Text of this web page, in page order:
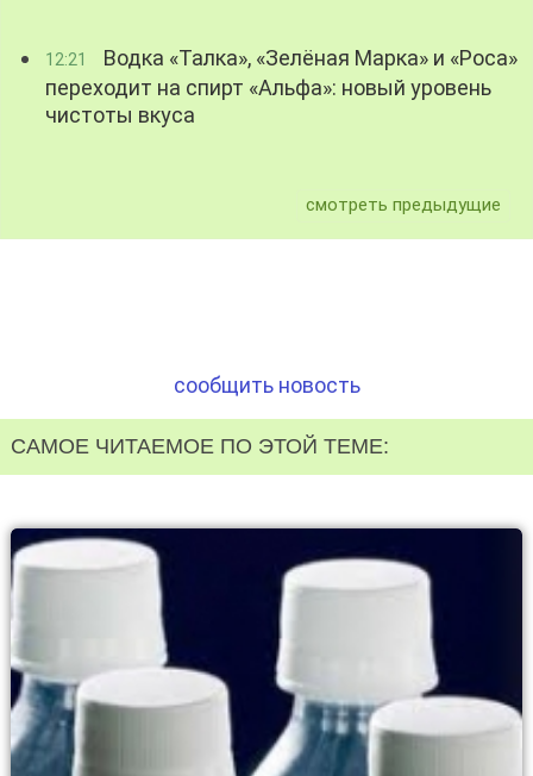
12:21
Водка «Талка», «Зелёная Марка» и «Роса»
переходит на спирт «Альфа»: новый уровень
чистоты вкуса
смотреть предыдущие
сообщить новость
САМОЕ ЧИТАЕМОЕ ПО ЭТОЙ ТЕМЕ: